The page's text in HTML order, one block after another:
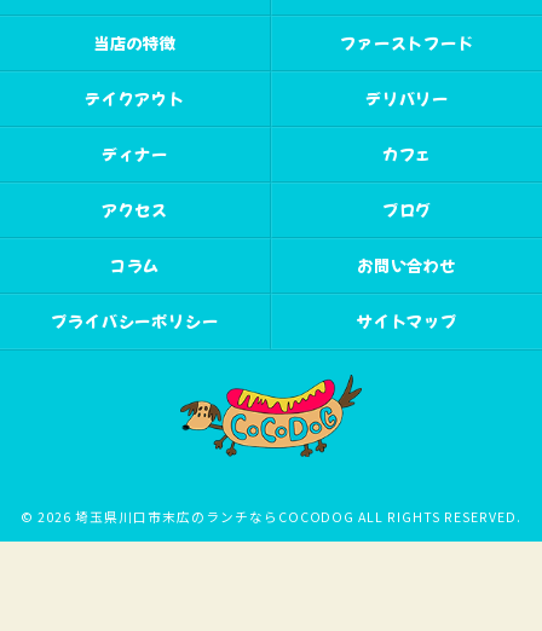
当店の特徴 ファーストフード
テイクアウト デリバリー
ディナー カフェ
アクセス ブログ
コラム お問い合わせ
プライバシーポリシー サイトマップ
© 2026 埼玉県川口市末広のランチならCOCODOG ALL RIGHTS RESERVED.